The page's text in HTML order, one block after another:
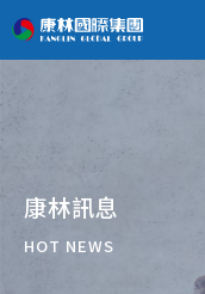
康林訊息
HOT NEWS